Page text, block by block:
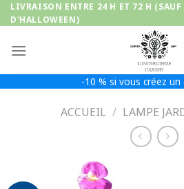
Passer
au
LIVRAISON ENTRE 24 H ET 72 H (SAUF
D'HALLOWEEN)
-10 % si vous créez
ACCUEIL / LAMPE